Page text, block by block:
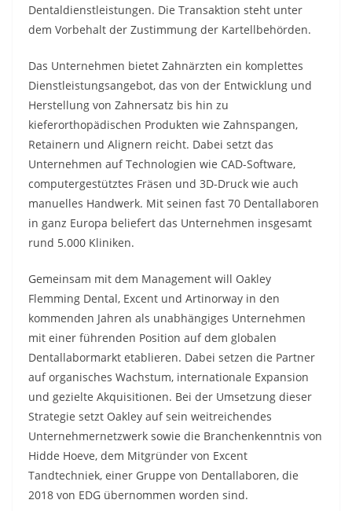
Dentaldienstleistungen. Die Transaktion steht unter
dem Vorbehalt der Zustimmung der Kartellbehörden.
Das Unternehmen bietet Zahnärzten ein komplettes
Dienstleistungsangebot, das von der Entwicklung und
Herstellung von Zahnersatz bis hin zu
kieferorthopädischen Produkten wie Zahnspangen,
Retainern und Alignern reicht. Dabei setzt das
Unternehmen auf Technologien wie CAD-Software,
computergestütztes Fräsen und 3D-Druck wie auch
manuelles Handwerk. Mit seinen fast 70 Dentallaboren
in ganz Europa beliefert das Unternehmen insgesamt
rund 5.000 Kliniken.
Gemeinsam mit dem Management will Oakley
Flemming Dental, Excent und Artinorway in den
kommenden Jahren als unabhängiges Unternehmen
mit einer führenden Position auf dem globalen
Dentallabormarkt etablieren. Dabei setzen die Partner
auf organisches Wachstum, internationale Expansion
und gezielte Akquisitionen. Bei der Umsetzung dieser
Strategie setzt Oakley auf sein weitreichendes
Unternehmernetzwerk sowie die Branchenkenntnis von
Hidde Hoeve, dem Mitgründer von Excent
Tandtechniek, einer Gruppe von Dentallaboren, die
2018 von EDG übernommen worden sind.